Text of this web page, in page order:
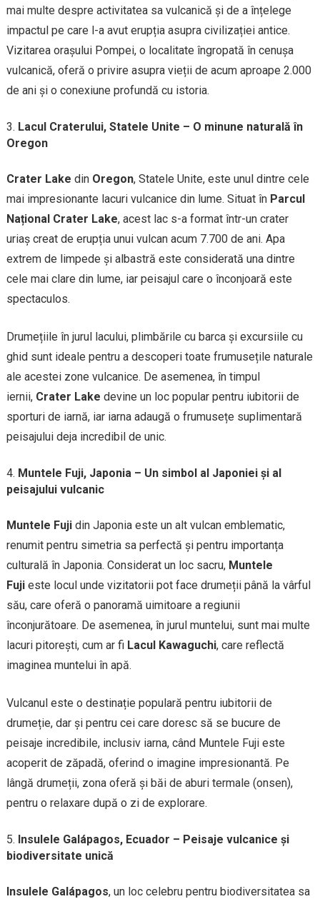
mai multe despre activitatea sa vulcanică și de a înțelege
impactul pe care l-a avut erupția asupra civilizației antice.
Vizitarea orașului Pompei, o localitate îngropată în cenușa
vulcanică, oferă o privire asupra vieții de acum aproape 2.000
de ani și o conexiune profundă cu istoria.
Lacul Craterului, Statele Unite – O minune naturală în
Oregon
Crater Lake din Oregon, Statele Unite, este unul dintre cele
mai impresionante lacuri vulcanice din lume. Situat în Parcul
Național Crater Lake, acest lac s-a format într-un crater
uriaș creat de erupția unui vulcan acum 7.700 de ani. Apa
extrem de limpede și albastră este considerată una dintre
cele mai clare din lume, iar peisajul care o înconjoară este
spectaculos.
Drumețiile în jurul lacului, plimbările cu barca și excursiile cu
ghid sunt ideale pentru a descoperi toate frumusețile naturale
ale acestei zone vulcanice. De asemenea, în timpul
iernii, Crater Lake devine un loc popular pentru iubitorii de
sporturi de iarnă, iar iarna adaugă o frumusețe suplimentară
peisajului deja incredibil de unic.
Muntele Fuji, Japonia – Un simbol al Japoniei și al
peisajului vulcanic
Muntele Fujidin Japonia este un alt vulcan emblematic,
renumit pentru simetria sa perfectă și pentru importanța
culturală în Japonia. Considerat un loc sacru, Muntele
Fujieste locul unde vizitatorii pot face drumeții până la vârful
său, care oferă o panoramă uimitoare a regiunii
înconjurătoare. De asemenea, în jurul muntelui, sunt mai multe
lacuri pitorești, cum ar fi Lacul Kawaguchi, care reflectă
imaginea muntelui în apă.
Vulcanul este o destinație populară pentru iubitorii de
drumeție, dar și pentru cei care doresc să se bucure de
peisaje incredibile, inclusiv iarna, când Muntele Fuji este
acoperit de zăpadă, oferind o imagine impresionantă. Pe
lângă drumeții, zona oferă și băi de aburi termale (onsen),
pentru o relaxare după o zi de explorare.
Insulele Galápagos, Ecuador – Peisaje vulcanice și
biodiversitate unică
Insulele Galápagos, un loc celebru pentru biodiversitatea sa